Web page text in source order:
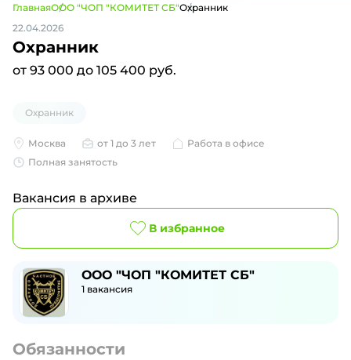
ГлавнаяООО "ЧОП "КОМИТЕТ СБ"Охранник
22.04.2026
Охранник
от 93 000 до 105 400 руб.
Охранник
Москва от 1 до 3 лет
Работа в офисе
Полная занятость
Вакансия в архиве
В избранное
ООО "ЧОП "КОМИТЕТ СБ"
1 вакансия
Обязанности